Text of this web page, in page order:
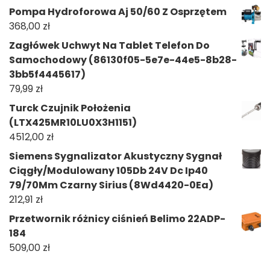
Pompa Hydroforowa Aj 50/60 Z Osprzętem
368,00 zł
Zagłówek Uchwyt Na Tablet Telefon Do
Samochodowy (86130f05-5e7e-44e5-8b28-
3bb5f4445617)
79,99 zł
Turck Czujnik Położenia
(LTX425MR10LU0X3H1151)
4512,00 zł
Siemens Sygnalizator Akustyczny Sygnał
Ciągły/Modulowany 105Db 24V Dc Ip40
79/70Mm Czarny Sirius (8Wd4420-0Ea)
212,91 zł
Przetwornik różnicy ciśnień Belimo 22ADP-
184
509,00 zł